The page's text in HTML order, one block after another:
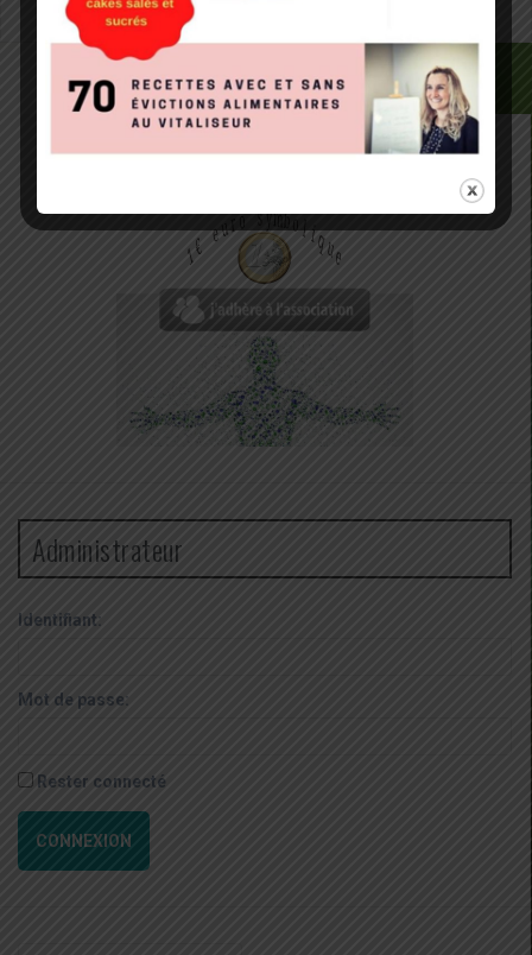
Administrateur
Identifiant:
Mot de passe:
Rester connecté
CONNEXION